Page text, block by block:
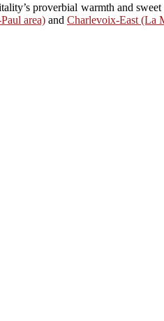
proverbial warmth and
area) and Charlevoix-East (La